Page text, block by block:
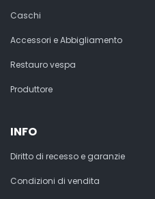
Caschi
Accessori e Abbigliamento
Restauro vespa
Produttore
INFO
Diritto di recesso e garanzie
Condizioni di vendita